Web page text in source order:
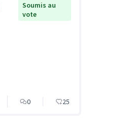
Soumis au
vote
0 25